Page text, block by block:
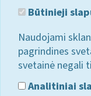
Būtinieji
Naudojami
pagrindines
svetainė negali
Analitiniai